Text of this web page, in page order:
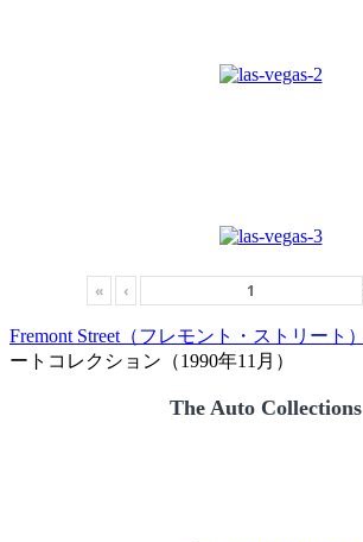
« ‹
Fremont Street（フレモント・ストリート）
ートコレクション（1990年11月）
The Auto Collections